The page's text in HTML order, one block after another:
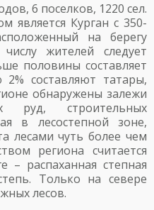
6 поселков, 1220 сел.
является Курган с 350-
на берегу
жителей следует
половины составляет
2% составляют татары,
обнаружены залежи
руд, строительных
в лесостепной зоне,
лесами чуть более чем
региона считается
– распаханная степная
Только на севере
лесов.